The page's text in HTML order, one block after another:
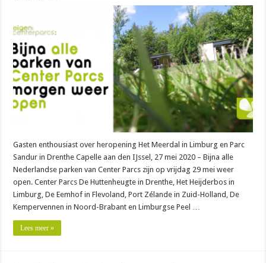
Gasten enthousiast over heropening Het Meerdal in Limburg en Parc
Sandur in Drenthe Capelle aan den IJssel, 27 mei 2020 – Bijna alle
Nederlandse parken van Center Parcs zijn op vrijdag 29 mei weer
open. Center Parcs De Huttenheugte in Drenthe, Het Heijderbos in
Limburg, De Eemhof in Flevoland, Port Zélande in Zuid-Holland, De
Kempervennen in Noord-Brabant en Limburgse Peel …
Lees meer »